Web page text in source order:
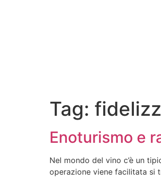
Tag:
Enoturismo e
Nel mondo del vino c’è un
operazione viene facilitata si